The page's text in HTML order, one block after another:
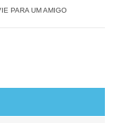
PARA UM AMIGO